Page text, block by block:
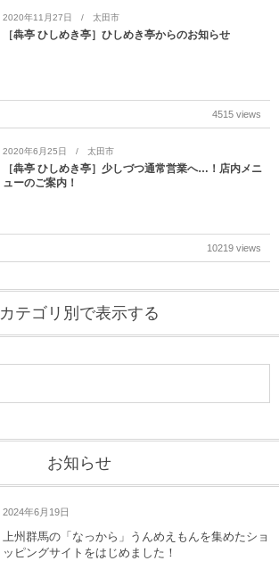
2020年11月27日 太田市
［犇亭 ひしめき亭］ひしめき亭からのお知らせ
4515 views
2020年6月25日 太田市
［犇亭 ひしめき亭］少しづつ通常営業へ…！店内メニ
ューのご案内！
10219 views
カテゴリ別で表示する
お知らせ
2024年6月19日
上州群馬の「なっから」うんめえもんを集めたショ
ッピングサイトをはじめました！